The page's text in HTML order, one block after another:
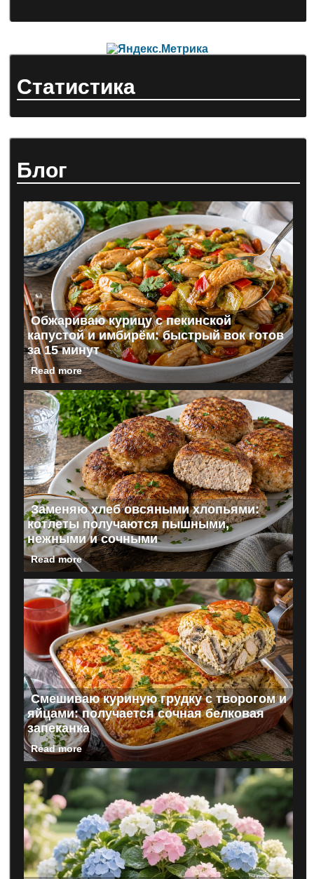
Статистика
Блог
Обжариваю курицу с пекинской
капустой и имбирём: быстрый вок готов
за 15 минут
Read more
Заменяю хлеб овсяными хлопьями:
котлеты получаются пышными,
нежными и сочными
Read more
Смешиваю куриную грудку с творогом и
яйцами: получается сочная белковая
запеканка
Read more